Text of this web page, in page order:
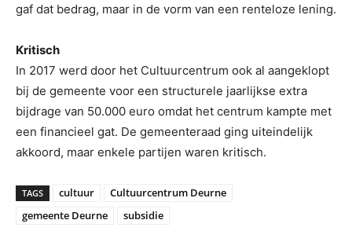
gaf dat bedrag, maar in de vorm van een renteloze lening.
Kritisch
In 2017 werd door het Cultuurcentrum ook al aangeklopt
bij de gemeente voor een structurele jaarlijkse extra
bijdrage van 50.000 euro omdat het centrum kampte met
een financieel gat. De gemeenteraad ging uiteindelijk
akkoord, maar enkele partijen waren kritisch.
TAGS cultuur
Cultuurcentrum Deurne
gemeente Deurne
subsidie